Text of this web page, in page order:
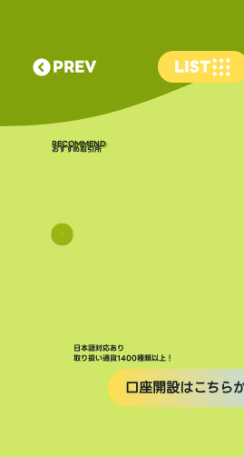
PREV LIST
​RECOMMEND
おすすめ取引所
日本語対応あり
取り扱い通貨1400種類以上！
口座開設はこちら